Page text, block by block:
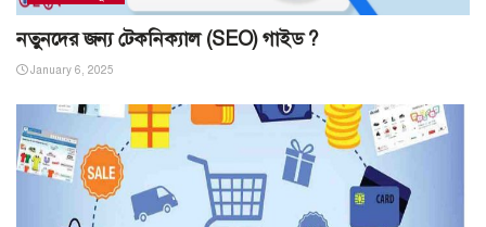
নতুনদের জন্য টেকনিক্যাল (SEO) গাইড ?
January 6, 2025